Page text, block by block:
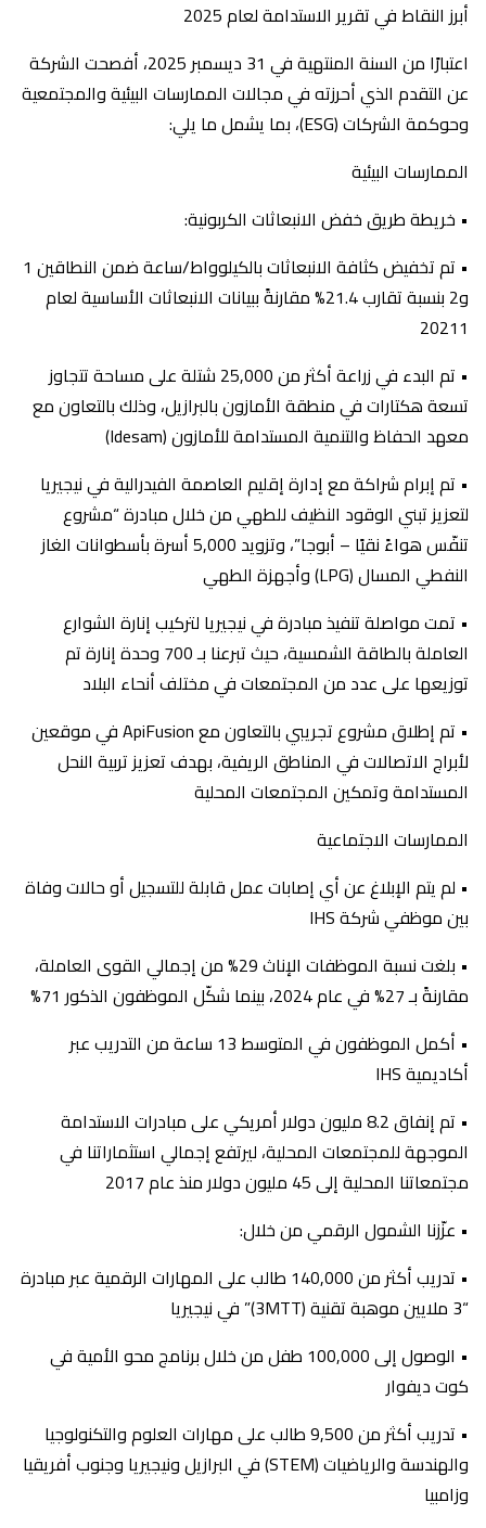
أبرز النقاط في تقرير الاستدامة لعام 2025
اعتبارًا من السنة المنتهية في 31 ديسمبر 2025، أفصحت الشركة
عن التقدم الذي أحرزته في مجالات الممارسات البيئية والمجتمعية
وحوكمة الشركات (ESG)، بما يشمل ما يلي:
الممارسات البيئية
• خريطة طريق خفض الانبعاثات الكربونية:
• تم تخفيض كثافة الانبعاثات بالكيلوواط/ساعة ضمن النطاقين 1
و2 بنسبة تقارب 21.4% مقارنةً ببيانات الانبعاثات الأساسية لعام
20211
• تم البدء في زراعة أكثر من 25,000 شتلة على مساحة تتجاوز
تسعة هكتارات في منطقة الأمازون بالبرازيل، وذلك بالتعاون مع
معهد الحفاظ والتنمية المستدامة للأمازون (Idesam)
• تم إبرام شراكة مع إدارة إقليم العاصمة الفيدرالية في نيجيريا
لتعزيز تبني الوقود النظيف للطهي من خلال مبادرة “مشروع
تنفّس هواءً نقيًا – أبوجا”، وتزويد 5,000 أسرة بأسطوانات الغاز
النفطي المسال (LPG) وأجهزة الطهي
• تمت مواصلة تنفيذ مبادرة في نيجيريا لتركيب إنارة الشوارع
العاملة بالطاقة الشمسية، حيث تبرعنا بـ 700 وحدة إنارة تم
توزيعها على عدد من المجتمعات في مختلف أنحاء البلاد
• تم إطلاق مشروع تجريبي بالتعاون مع ApiFusion في موقعين
لأبراج الاتصالات في المناطق الريفية، بهدف تعزيز تربية النحل
المستدامة وتمكين المجتمعات المحلية
الممارسات الاجتماعية
• لم يتم الإبلاغ عن أي إصابات عمل قابلة للتسجيل أو حالات وفاة
بين موظفي شركة IHS
• بلغت نسبة الموظفات الإناث 29% من إجمالي القوى العاملة،
مقارنةً بـ 27% في عام 2024، بينما شكّل الموظفون الذكور 71%
• أكمل الموظفون في المتوسط 13 ساعة من التدريب عبر
أكاديمية IHS
• تم إنفاق 8.2 مليون دولار أمريكي على مبادرات الاستدامة
الموجهة للمجتمعات المحلية، ليرتفع إجمالي استثماراتنا في
مجتمعاتنا المحلية إلى 45 مليون دولار منذ عام 2017
• عزّزنا الشمول الرقمي من خلال:
• تدريب أكثر من 140,000 طالب على المهارات الرقمية عبر مبادرة
“3 ملايين موهبة تقنية (3MTT)” في نيجيريا
• الوصول إلى 100,000 طفل من خلال برنامج محو الأمية في
كوت ديفوار
• تدريب أكثر من 9,500 طالب على مهارات العلوم والتكنولوجيا
والهندسة والرياضيات (STEM) في البرازيل ونيجيريا وجنوب أفريقيا
وزامبيا